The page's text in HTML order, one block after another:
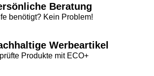
Beratung
benötigt? Kein Problem!
Werbeartikel
Produkte mit ECO+